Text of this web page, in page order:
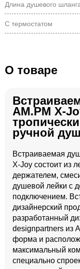
Длина душевого
С термостатом
О товаре
AM.PM X-
ручной
Встраиваемая
X-Joy состоит из
держателем,
душевой лейки с
подключением.
дизайнерский
разработанный
designpartners из
форма и
максимальный
специально